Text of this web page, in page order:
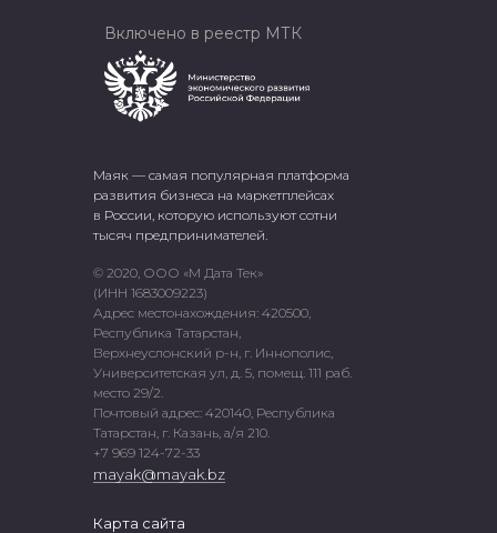
Маяк — самая популярная платформа
развития бизнеса на маркетплейсах
в России, которую используют сотни
тысяч предпринимателей.
© 2020, ООО «М Дата Тек»
(ИНН 1683009223)
Адрес местонахождения: 420500,
Республика Татарстан,
Верхнеуслонский р-н, г. Иннополис,
Университетская ул, д. 5, помещ. 111 раб.
место 29/2.
Почтовый адрес: 420140, Республика
Татарстан, г. Казань, а/я 210.
+7 969 124-72-33
mayak@mayak.bz
Карта сайта
Включено в реестр МТК